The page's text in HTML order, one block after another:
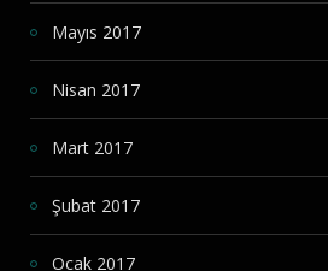
Mayıs 2017
Nisan 2017
Mart 2017
Şubat 2017
Ocak 2017